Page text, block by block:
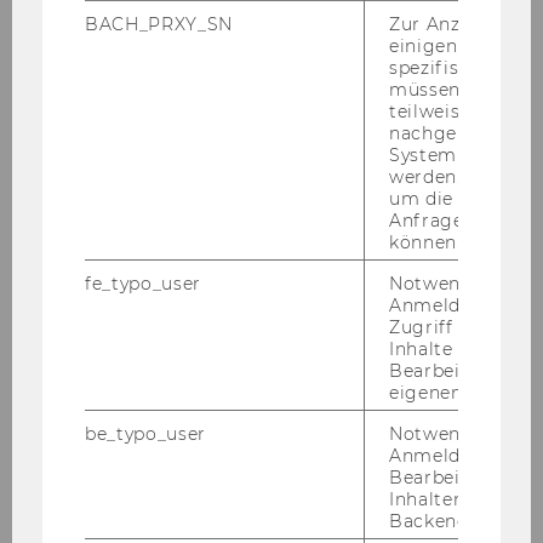
Di­gi­ta­li­sie­rungs­fra­gen von NPOs zu be­kom­
men und Ihre kon­kre­ten Fra­gen, Mög­lich­kei­ten
und Best-​Practices für die er­prob­te, schnel­le
und ef­fek­ti­ve Um­set­zung von Di­gi­ta­li­sie­rungs­
pro­jek­ten ken­nen zu ler­nen und zu dis­ku­tie­
ren. Es wer­den für alle Teil­neh­me­rIn­nen Hil­fe­
stel­lung, Pra­xis­tipps bzw. Me­tho­den für Ihre Di­
gi­ta­li­sie­rungs­her­aus­for­de­run­gen er­ar­bei­tet.
Nach die­sem Work­shop:
Ken­nen Sie er­prob­te und in­no­va­ti­ve Me­
tho­den, um Di­gi­ta­li­sie­rungs­pro­jek­te
schnell und ef­fek­tiv um­zu­set­zen
Haben Sie neue Ideen und Im­pul­se, um
Ihre Di­gi­ta­li­sie­rungs­her­aus­for­de­run­gen
BACH_PRXY_SN
Zur Anzeige von
einigen WU-
spezifischen
müssen
teilweise von
nachgelagerten
System
werden.
um die Antwort
Anfrage
können.
fe_typo_user
Notwendig für
Anmeldung und
Zugriff auf
Inhalte oder zur
Bearbeitung des
eigenen Profils.
be_typo_user
Notwendig für
Anmeldung und
Bearbeitung von
Inhalten im
Backend.